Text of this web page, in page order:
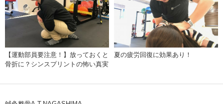
【運動部員要注意！】放っておくと
骨折に？シンスプリントの怖い真実
夏の疲労回復に効果あり！